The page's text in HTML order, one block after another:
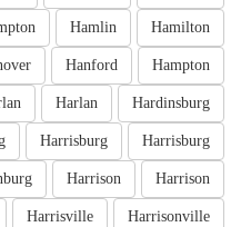
Hamilton
Hamlin
Hampton
Hanford
Hardinsburg
Harlan
Harrisburg
Harrisburg
Harrison
Harrison
Harrisonville
Harrisville